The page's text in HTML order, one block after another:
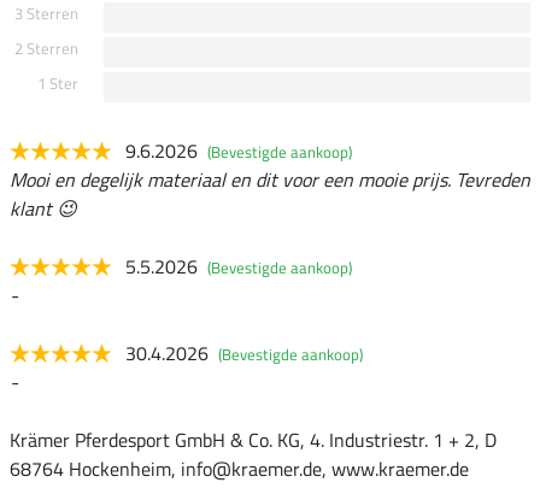
3 Sterren
2 Sterren
1 Ster
9.6.2026 (Bevestigde aankoop)
Mooi en degelijk materiaal en dit voor een mooie prijs. Tevreden
klant 😉
5.5.2026 (Bevestigde aankoop)
-
30.4.2026 (Bevestigde aankoop)
-
Krämer Pferdesport GmbH & Co. KG, 4. Industriestr. 1 + 2, D
68764 Hockenheim, info@kraemer.de, www.kraemer.de